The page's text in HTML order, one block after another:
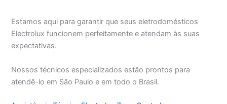
Estamos aqui para garantir que seus eletrodomésticos
Electrolux funcionem perfeitamente e atendam às suas
expectativas.
Nossos técnicos especializados estão prontos para
atendê-lo em São Paulo e em todo o Brasil.